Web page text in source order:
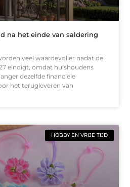
na het einde van saldering
veel waardevoller nadat de
eindigt, omdat huishoudens
dezelfde financiële
het terugleveren van
HOBBY EN VRIJE TIJD